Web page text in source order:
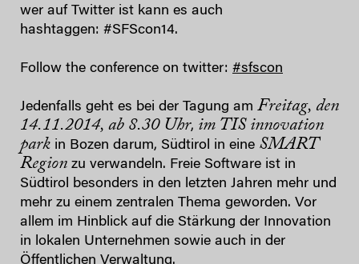
wer auf Twitter ist kann es auch
hashtaggen: #SFScon14.
Follow the conference on twitter: #sfscon
Jedenfalls geht es bei der Tagung am Freitag, den
14.11.2014, ab 8.30 Uhr, im TIS innovation
park in Bozen darum, Südtirol in eine SMART
Region zu verwandeln. Freie Software ist in
Südtirol besonders in den letzten Jahren mehr und
mehr zu einem zentralen Thema geworden. Vor
allem im Hinblick auf die Stärkung der Innovation
in lokalen Unternehmen sowie auch in der
Öffentlichen Verwaltung.